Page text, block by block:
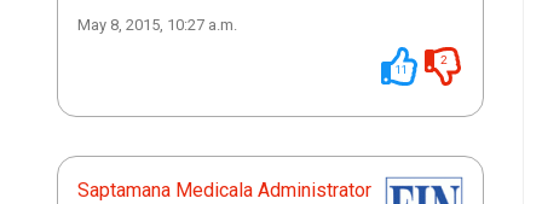
May 8, 2015, 10:27 a.m.
11
2
Saptamana Medicala Administrator